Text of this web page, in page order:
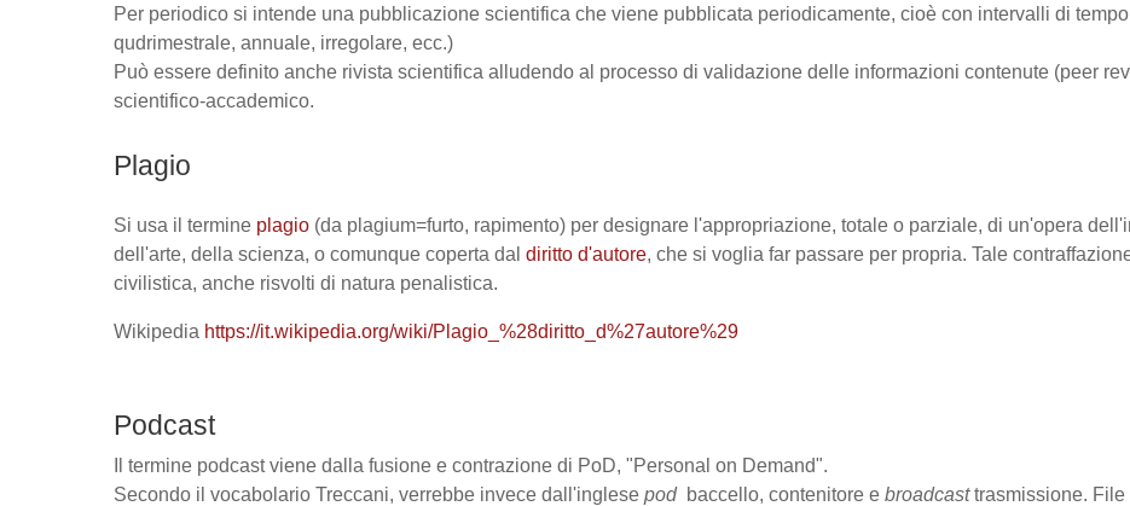
Per periodico si intende una pubblicazione scientifica che viene pubblicata periodicamente, cioè con intervalli di
qudrimestrale, annuale, irregolare, ecc.)
Può essere definito anche rivista scientifica alludendo al processo di validazione delle informazioni contenute (peer
scientifico-accademico.
Plagio
Si usa il termine plagio (da plagium=furto, rapimento) per designare l'appropriazione, totale o parziale, di un'opera
dell'arte, della scienza, o comunque coperta dal diritto d'autore, che si voglia far passare per propria. Tale
civilistica, anche risvolti di natura penalistica.
Wikipedia https://it.wikipedia.org/wiki/Plagio_%28diritto_d%27autore%29
Podcast
Il termine podcast viene dalla fusione e contrazione di PoD, "Personal on Demand".
Secondo il vocabolario Treccani, verrebbe invece dall'inglese pod baccello, contenitore e broadcasttrasmissione. File